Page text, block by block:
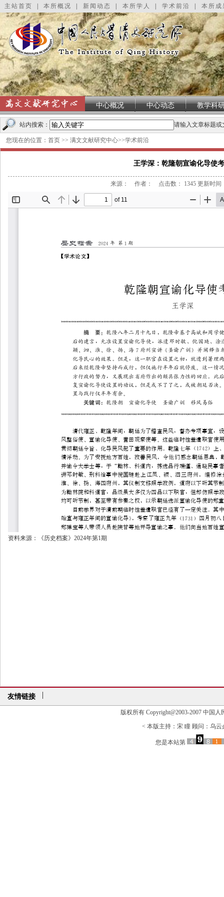
主站首页 本所概况 新闻动态 本所学人 学术前沿 本所成
中心概况 中心动态 教学科
站内搜索： 请输入文章标题
您现在的位置： 首页 >> 满文文献研究中心>>学术前沿
王学深：乾隆朝宣谕化导使
来源： 作者： 点击数： 1345 更新时间
资料来源：《历史档案》2024年第1期
友情链接
版权所有 Copyright@2003-2007 中国
< 本版主持：宋 瞳 顾问：乌
您是本站第